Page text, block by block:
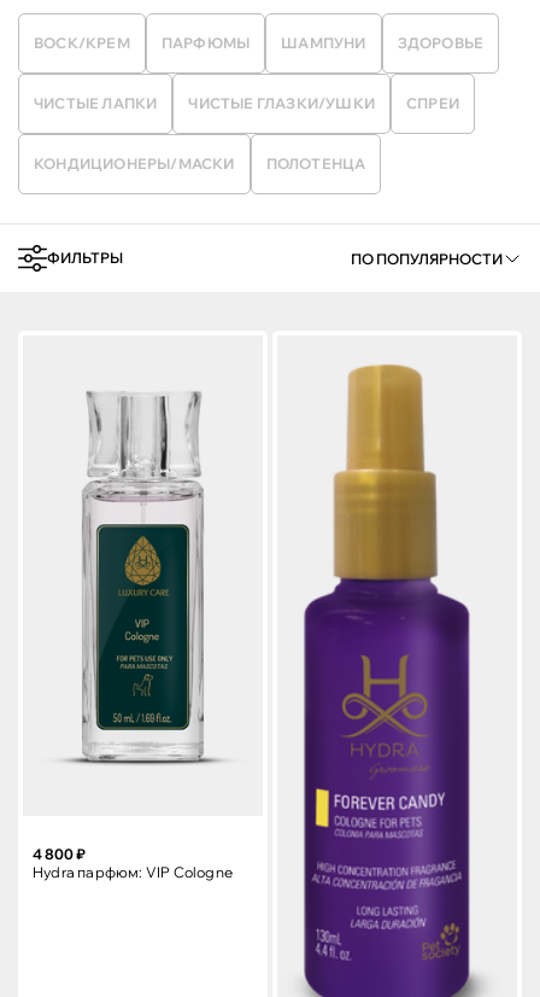
ВОСК/КРЕМ ПАРФЮМЫ ШАМПУНИ ЗДОРОВЬЕ
ЧИСТЫЕ ЛАПКИ ЧИСТЫЕ ГЛАЗКИ/УШКИ СПРЕИ
КОНДИЦИОНЕРЫ/МАСКИ ПОЛОТЕНЦА
ФИЛЬТРЫ ПО ПОПУЛЯРНОСТИ
4 800 ₽
Hydra парфюм: VIP Cologne